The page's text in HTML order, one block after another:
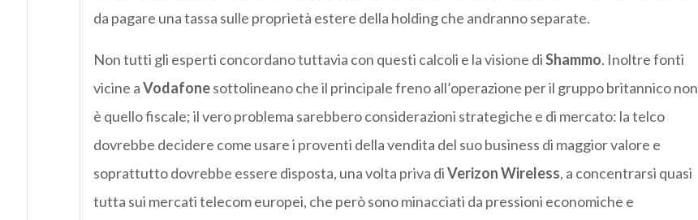
da pagare una tassa sulle proprietà estere della holding che andranno separate.
Non tutti gli esperti concordano tuttavia con questi calcoli e la visione diShammo. Inoltre fonti
vicine aVodafonesottolineano che il principale freno all’operazione per il gruppo britannico non
è quello fiscale; il vero problema sarebbero considerazioni strategiche e di mercato: la telco
dovrebbe decidere come usare i proventi della vendita del suo business di maggior valore e
soprattutto dovrebbe essere disposta, una volta priva diVerizon Wireless, a concentrarsi quasi
tutta sui mercati telecom europei, che però sono minacciati da pressioni economiche e